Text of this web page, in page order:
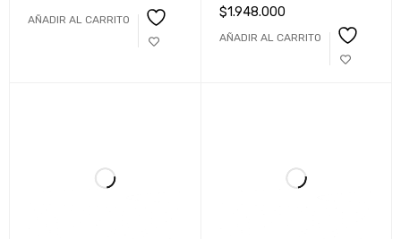
AÑADIR AL CARRITO
Kg cod.
GK1F0100MLB000A
$1.948.000
AÑADIR AL CARRITO